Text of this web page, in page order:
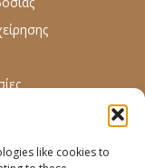
like cookies to